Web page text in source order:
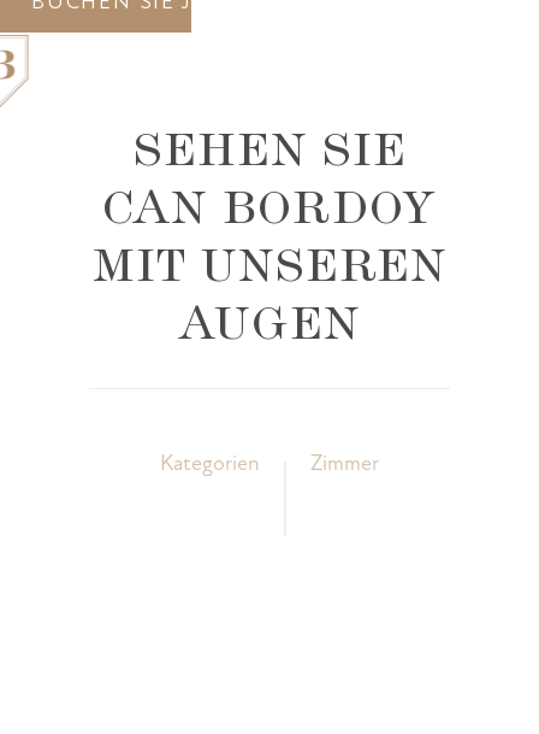
GRAND HOUSE
GASTRONOMIE
SPA
GUTSCHEINE
PALMA
GALERIE
AWARDS
SEHEN SIE
CAN BORDOY
MIT UNSEREN
AUGEN
Kategorien Zimmer